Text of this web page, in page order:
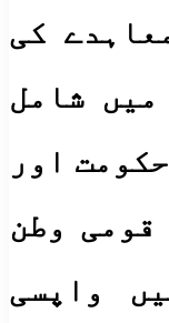
کی
شامل
اور
قومی وطن
واپسی